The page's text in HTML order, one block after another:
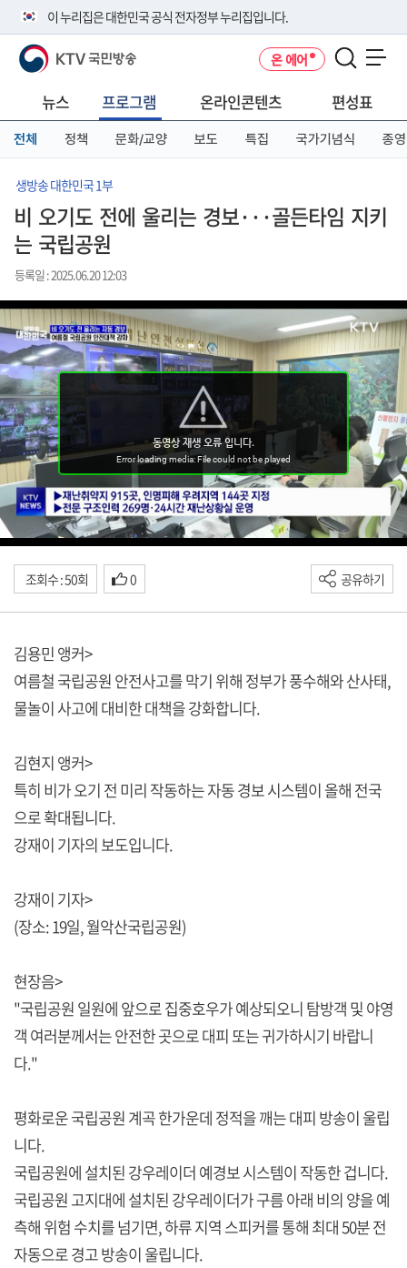
이 누리집은 대한민국 공식 전자정부 누리집입니다.
공식 누리집 주소 확인하기
니다.
이밖에 or.kr 또는 .kr등 다른 도메인 주소를 사용하고 있다면 아래 URL에
서 도메인 주소를 확인해 보세요
KTV 국민방송 온 에어
뉴스 프로그램 온라인콘텐츠 편성표
전체 정책 문화/교양 보도 특집 국가기념식 종영
생방송 대한민국 1부
비 오기도 전에 울리는 경보···골든타임 지키
는 국립공원
등록일 : 2025.06.20 12:03
조회수 : 50회 0 공유하기
김용민 앵커>
여름철 국립공원 안전사고를 막기 위해 정부가 풍수해와 산사태,
물놀이 사고에 대비한 대책을 강화합니다.
김현지 앵커>
특히 비가 오기 전 미리 작동하는 자동 경보 시스템이 올해 전국
으로 확대됩니다.
강재이 기자의 보도입니다.
강재이 기자>
(장소: 19일, 월악산국립공원)
현장음>
"국립공원 일원에 앞으로 집중호우가 예상되오니 탐방객 및 야영
객 여러분께서는 안전한 곳으로 대피 또는 귀가하시기 바랍니
다."
평화로운 국립공원 계곡 한가운데 정적을 깨는 대피 방송이 울립
니다.
국립공원에 설치된 강우레이더 예경보 시스템이 작동한 겁니다.
국립공원 고지대에 설치된 강우레이더가 구름 아래 비의 양을 예
측해 위험 수치를 넘기면, 하류 지역 스피커를 통해 최대 50분 전
자동으로 경고 방송이 울립니다.